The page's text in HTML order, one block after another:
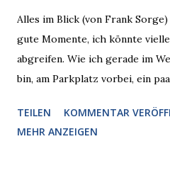
Alles im Blick (von Frank
gute Momente, ich könnte
abgreifen. Wie ich gerade im
bin, am Parkplatz vorbei, ein
den Blick kam, mit verlockend
Pizzastücken. Von links pirschte
TEILEN
KOMMENTAR
MEHR ANZEIGEN